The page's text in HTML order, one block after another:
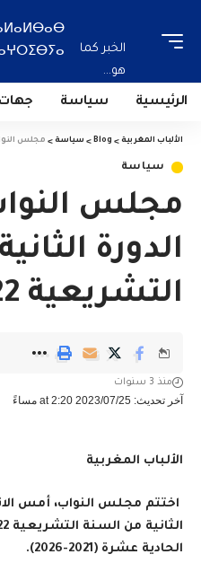
الخبر كما
هو...
الرئيسية سياسة جهات
الألباب المغربية >
Blog
> سياسة > مجلس النواب
سياسة
مجلس
الدورة
التشريعية 2022-2023
آخر تحديث: 2023/07/25 at 2:20 مساءً
منذ 3 سنوات
الألباب المغربية
الحادية عشرة (2021-2026).